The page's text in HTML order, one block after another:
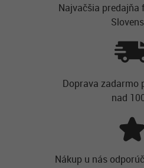
Najvačšia predajňa
Doprava zadarmo
nad
Nákup u nás